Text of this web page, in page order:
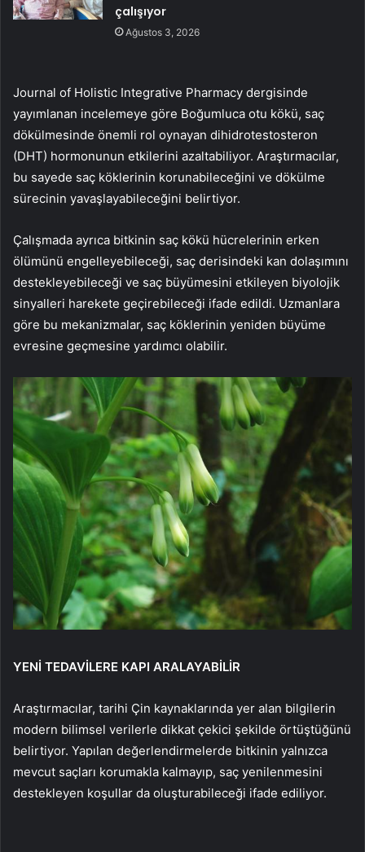
çalışıyor
Ağustos 3, 2026
Journal of Holistic Integrative Pharmacy dergisinde
yayımlanan incelemeye göre Boğumluca otu kökü, saç
dökülmesinde önemli rol oynayan dihidrotestosteron
(DHT) hormonunun etkilerini azaltabiliyor. Araştırmacılar,
bu sayede saç köklerinin korunabileceğini ve dökülme
sürecinin yavaşlayabileceğini belirtiyor.
Çalışmada ayrıca bitkinin saç kökü hücrelerinin erken
ölümünü engelleyebileceği, saç derisindeki kan dolaşımını
destekleyebileceği ve saç büyümesini etkileyen biyolojik
sinyalleri harekete geçirebileceği ifade edildi. Uzmanlara
göre bu mekanizmalar, saç köklerinin yeniden büyüme
evresine geçmesine yardımcı olabilir.
YENİ TEDAVİLERE KAPI ARALAYABİLİR
Araştırmacılar, tarihi Çin kaynaklarında yer alan bilgilerin
modern bilimsel verilerle dikkat çekici şekilde örtüştüğünü
belirtiyor. Yapılan değerlendirmelerde bitkinin yalnızca
mevcut saçları korumakla kalmayıp, saç yenilenmesini
destekleyen koşullar da oluşturabileceği ifade ediliyor.